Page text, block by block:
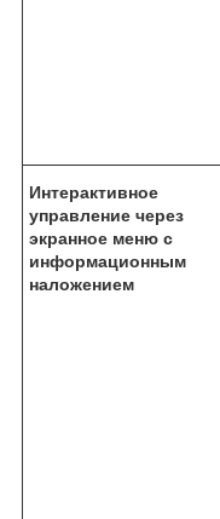
Интерактивное
управление через
экранное меню с
информационным
наложением